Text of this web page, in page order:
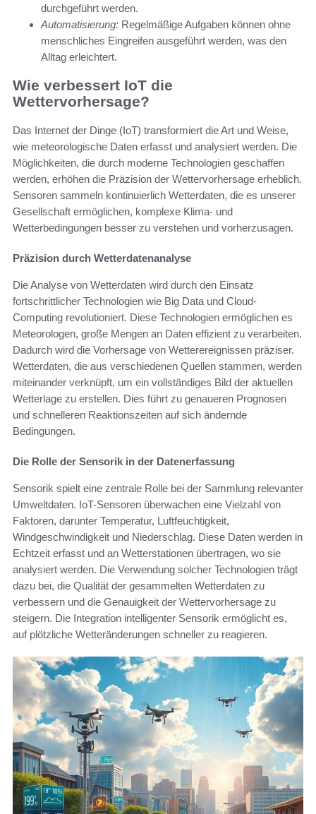
durchgeführt werden.
Automatisierung: Regelmäßige Aufgaben können ohne
menschliches Eingreifen ausgeführt werden, was den
Alltag erleichtert.
Wie verbessert IoT die
Wettervorhersage?
Das Internet der Dinge (IoT) transformiert die Art und Weise,
wie meteorologische Daten erfasst und analysiert werden. Die
Möglichkeiten, die durch moderne Technologien geschaffen
werden, erhöhen die Präzision der Wettervorhersage erheblich.
Sensoren sammeln kontinuierlich Wetterdaten, die es unserer
Gesellschaft ermöglichen, komplexe Klima- und
Wetterbedingungen besser zu verstehen und vorherzusagen.
Präzision durch Wetterdatenanalyse
Die Analyse von Wetterdaten wird durch den Einsatz
fortschrittlicher Technologien wie Big Data und Cloud-
Computing revolutioniert. Diese Technologien ermöglichen es
Meteorologen, große Mengen an Daten effizient zu verarbeiten.
Dadurch wird die Vorhersage von Wetterereignissen präziser.
Wetterdaten, die aus verschiedenen Quellen stammen, werden
miteinander verknüpft, um ein vollständiges Bild der aktuellen
Wetterlage zu erstellen. Dies führt zu genaueren Prognosen
und schnelleren Reaktionszeiten auf sich ändernde
Bedingungen.
Die Rolle der Sensorik in der Datenerfassung
Sensorik spielt eine zentrale Rolle bei der Sammlung relevanter
Umweltdaten. IoT-Sensoren überwachen eine Vielzahl von
Faktoren, darunter Temperatur, Luftfeuchtigkeit,
Windgeschwindigkeit und Niederschlag. Diese Daten werden in
Echtzeit erfasst und an Wetterstationen übertragen, wo sie
analysiert werden. Die Verwendung solcher Technologien trägt
dazu bei, die Qualität der gesammelten Wetterdaten zu
verbessern und die Genauigkeit der Wettervorhersage zu
steigern. Die Integration intelligenter Sensorik ermöglicht es,
auf plötzliche Wetteränderungen schneller zu reagieren.